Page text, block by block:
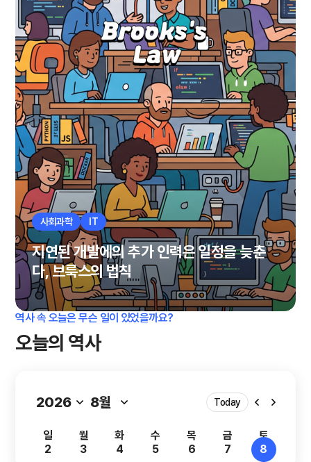
사회과학 IT
지연된 개발에의 추가 인력은 일정을 늦춘
다, 브룩스의 법칙
역사 속 오늘은 무슨 일이 있었을까요?
오늘의 역사
Today
일 월 화 수 목 금
토
2
3 4 5 6 7 8